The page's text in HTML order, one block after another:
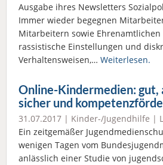
Ausgabe ihres Newsletters
Immer wieder begegnen
Mitarbeitern sowie
rassistische Einstellungen und
Verhaltensweisen,… Weiterlesen.
Online-Kindermedien: gut,
sicher und
31.07.2017 | Kinder-/Jugendhilfe |
Ein zeitgemäßer
wenigen Tagen vom
anlässlich einer Studie von